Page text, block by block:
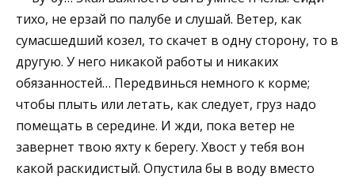
тихо, не ерзай по палубе и слушай. Ветер, как
сумасшедший козел, то скачет в одну сторону, то в
другую. У него никакой работы и никаких
обязанностей… Передвинься немного к корме;
чтобы плыть или летать, как следует, груз надо
помещать в середине. И жди, пока ветер не
завернет твою яхту к берегу. Хвост у тебя вон
какой раскидистый. Опустила бы в воду вместо